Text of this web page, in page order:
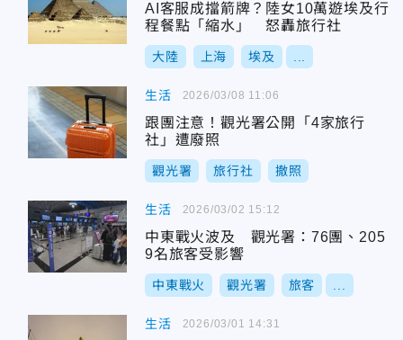
AI客服成擋箭牌？陸女10萬遊埃及行
程餐點「縮水」 怒轟旅行社
大陸 上海 埃及
生活
跟團注意！觀光署公開「4家旅行
社」遭廢照
觀光署 旅行社 撤照
2026/03/08 11:06
生活
中東戰火波及 觀光署：76團、205
9名旅客受影響
中東戰火 觀光署 旅客
2026/03/02 15:12
生活 2026/03/01 14:31